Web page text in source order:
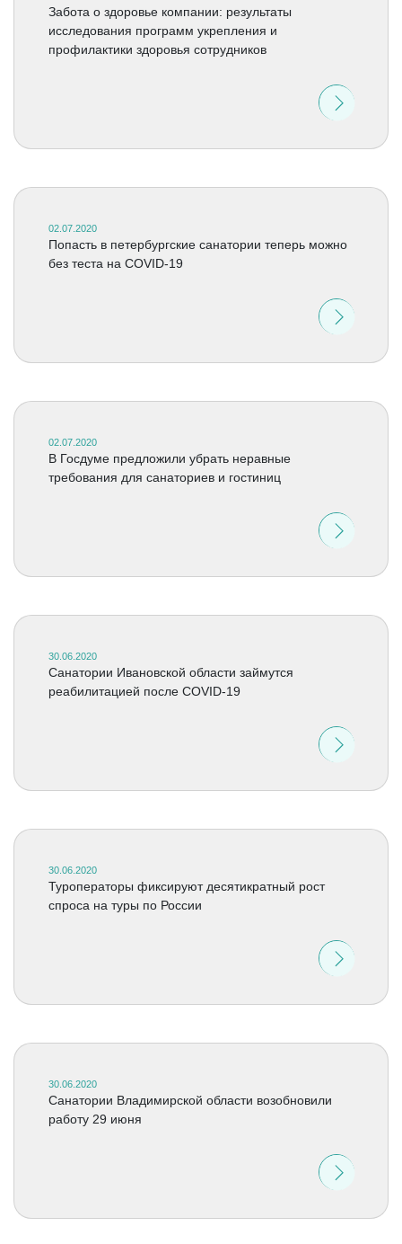
Забота о здоровье компании: результаты
исследования программ укрепления и
профилактики здоровья сотрудников
02.07.2020
Попасть в петербургские санатории теперь можно
без теста на COVID-19
02.07.2020
В Госдуме предложили убрать неравные
требования для санаториев и гостиниц
30.06.2020
Санатории Ивановской области займутся
реабилитацией после COVID-19
30.06.2020
Туроператоры фиксируют десятикратный рост
спроса на туры по России
30.06.2020
Cанатории Владимирской области возобновили
работу 29 июня